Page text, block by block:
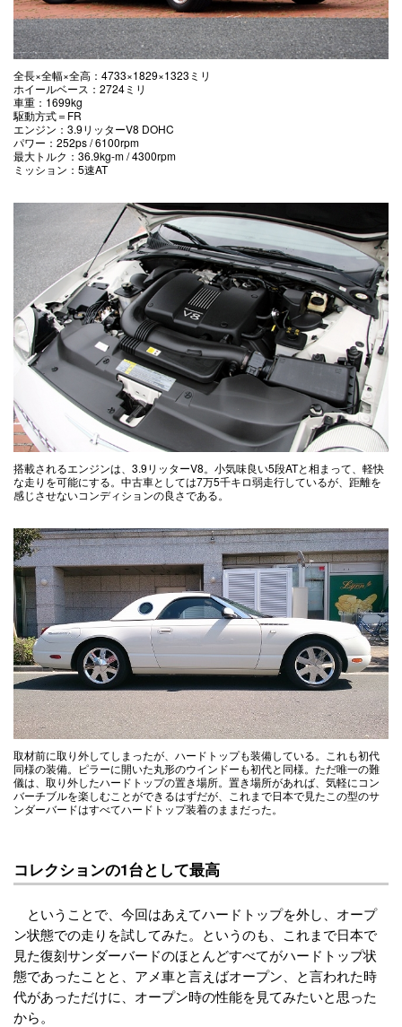
全長×全幅×全高：4733×1829×1323ミリ
ホイールベース：2724ミリ
車重：1699kg
駆動方式＝FR
エンジン：3.9リッターV8 DOHC
パワー：252ps / 6100rpm
最大トルク：36.9kg-m / 4300rpm
ミッション：5速AT
搭載されるエンジンは、3.9リッターV8。小気味良い5段ATと相まって、軽快
な走りを可能にする。中古車としては7万5千キロ弱走行しているが、距離を
感じさせないコンディションの良さである。
取材前に取り外してしまったが、ハードトップも装備している。これも初代
同様の装備。ピラーに開いた丸形のウインドーも初代と同様。ただ唯一の難
儀は、取り外したハードトップの置き場所。置き場所があれば、気軽にコン
バーチブルを楽しむことができるはずだが、これまで日本で見たこの型のサ
ンダーバードはすべてハードトップ装着のままだった。
コレクションの1台として最高
ということで、今回はあえてハードトップを外し、オープ
ン状態での走りを試してみた。というのも、これまで日本で
見た復刻サンダーバードのほとんどすべてがハードトップ状
態であったことと、アメ車と言えばオープン、と言われた時
代があっただけに、オープン時の性能を見てみたいと思った
から。